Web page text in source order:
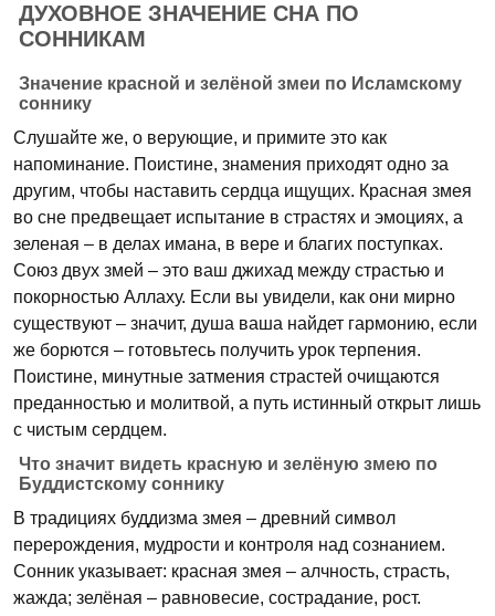
ДУХОВНОЕ ЗНАЧЕНИЕ СНА ПО
СОННИКАМ
Значение красной и зелёной змеи по Исламскому
соннику
Слушайте же, о верующие, и примите это как
напоминание. Поистине, знамения приходят одно за
другим, чтобы наставить сердца ищущих. Красная змея
во сне предвещает испытание в страстях и эмоциях, а
зеленая – в делах имана, в вере и благих поступках.
Союз двух змей – это ваш джихад между страстью и
покорностью Аллаху. Если вы увидели, как они мирно
существуют – значит, душа ваша найдет гармонию, если
же борются – готовьтесь получить урок терпения.
Поистине, минутные затмения страстей очищаются
преданностью и молитвой, а путь истинный открыт лишь
с чистым сердцем.
Что значит видеть красную и зелёную змею по
Буддистскому соннику
В традициях буддизма змея – древний символ
перерождения, мудрости и контроля над сознанием.
Сонник указывает: красная змея – алчность, страсть,
жажда; зелёная – равновесие, сострадание, рост.